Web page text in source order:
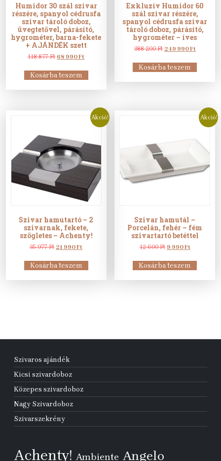
Humidor 30 szál szivar
részére, spanyol cédrusfa
szivar tároló doboz,
üvegtetővel, párásító,
hygrométer, barna-fekete
+ AJÁNDÉK szett
118 877Ft Original
was:
118
68 990FtCurrent
is:
68
Kosárba teszem
Exkluzív Humidor 60
szál szivar részére,
spanyol cédrusfa szivar
tároló doboz, párásító,
hygrométer – íves
388 200Ft Original
was:
388
249 990FtCurrent
is:
249
Kosárba teszem
Akció!
Szivar hamutartó – 2
szivarnak, fekete,
szögletes – Achenty!
35 977Ft Original
was:
35
21 990FtCurrent
is:
21
Kosárba teszem
Akció!
Szivar hamutál –
Porcelán, fehér – fém
szivartartó betéttel
12 600Ft Original
was:
12
9 990FtCurrent
is:
9
Kosárba teszem
Szivaros ajándék
Kicsi szivardoboz
Közepes szivardoboz
Nagy Szivardoboz
Szivarszekrény
Achenty! Ambiente Angelo